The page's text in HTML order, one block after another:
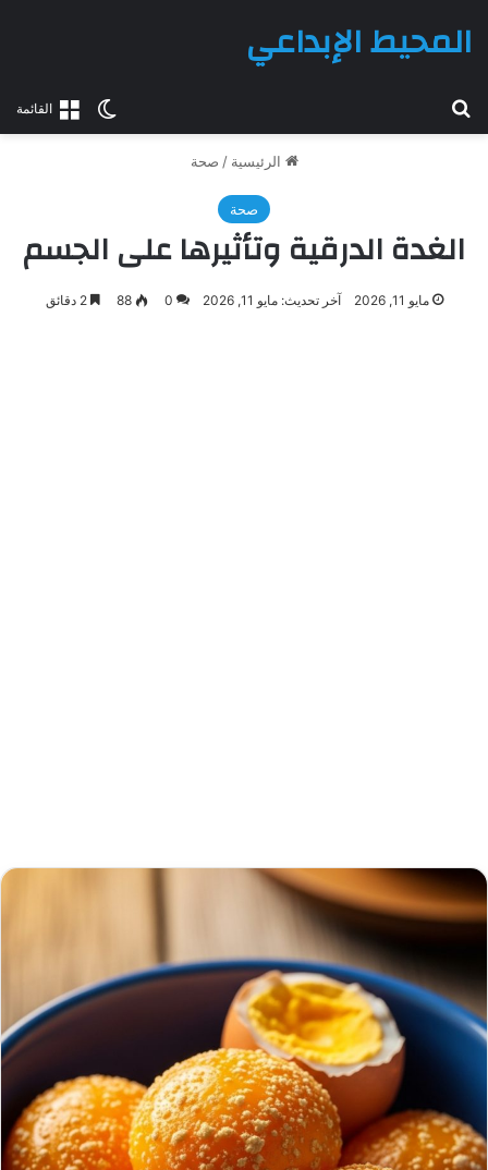
القائمةالوضع
المحيط الإبداعي
الرئيسية / صحة
صحة
الغدة الدرقية وتأثيرها على الجسم
مايو 11, 2026 آخر تحديث: مايو 11, 2026 0
88 2 دقائق